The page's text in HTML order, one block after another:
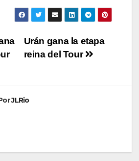
Urán gana la etapa
reina del Tour
JLRio